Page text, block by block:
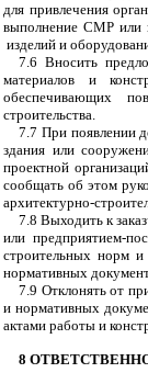
для привлечения
выполнение СМР или
изделий и
7.6 Вносить
материалов и
обеспечивающих
строительства.
7.7 При появлении
здания или
проектной
сообщать об этом
архитектурно-
7.8 Выходить к
или предприятием-
строительных норм и
нормативных
7.9 Отклонять от
и нормативных
актами работы и
8